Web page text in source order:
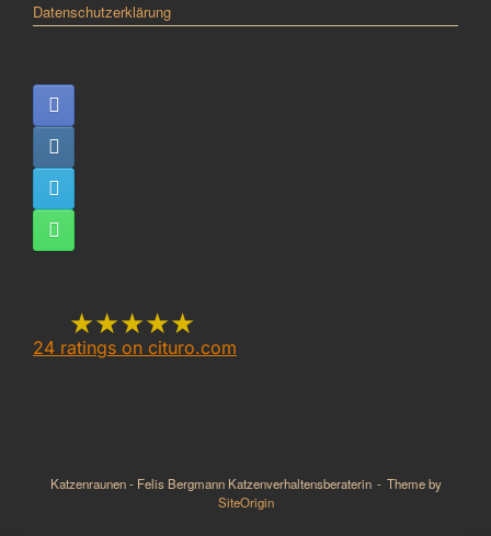
Datenschutzerklärung
Katzenverhaltensberaterin,
★★★★★
24 ratings on cituro.com
Katzenraunen - Felis Bergmann Katzenverhaltensberaterin
Theme by
SiteOrigin